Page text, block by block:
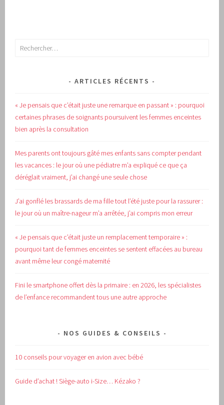
Rechercher :
ARTICLES RÉCENTS
« Je pensais que c’était juste une remarque en passant » : pourquoi
certaines phrases de soignants poursuivent les femmes enceintes
bien après la consultation
Mes parents ont toujours gâté mes enfants sans compter pendant
les vacances : le jour où une pédiatre m’a expliqué ce que ça
déréglait vraiment, j’ai changé une seule chose
J’ai gonflé les brassards de ma fille tout l’été juste pour la rassurer :
le jour où un maître-nageur m’a arrêtée, j’ai compris mon erreur
« Je pensais que c’était juste un remplacement temporaire » :
pourquoi tant de femmes enceintes se sentent effacées au bureau
avant même leur congé maternité
Fini le smartphone offert dès la primaire : en 2026, les spécialistes
de l’enfance recommandent tous une autre approche
NOS GUIDES & CONSEILS
10 conseils pour voyager en avion avec bébé
Guide d’achat !Siège-auto i-Size… Kézako ?